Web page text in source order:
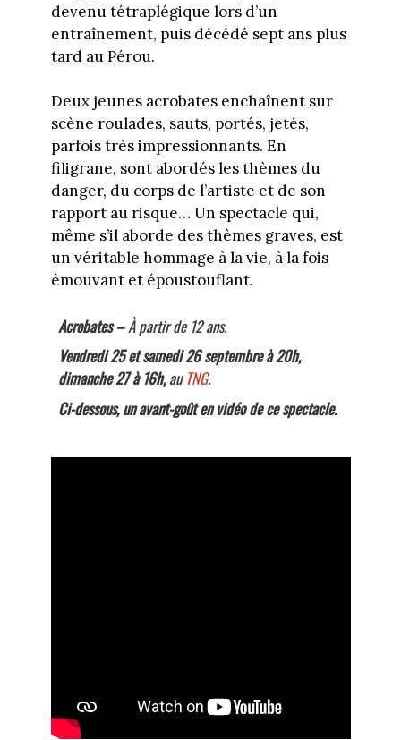
devenu tétraplégique lors d’un
entraînement, puis décédé sept ans plus
tard au Pérou.
Deux jeunes acrobates enchaînent sur
scène roulades, sauts, portés, jetés,
parfois très impressionnants. En
filigrane, sont abordés les thèmes du
danger, du corps de l’artiste et de son
rapport au risque… Un spectacle qui,
même s’il aborde des thèmes graves, est
un véritable hommage à la vie, à la fois
émouvant et époustouflant.
Acrobates –À partir de 12 ans.
Vendredi 25 et samedi 26 septembre à 20h,
dimanche 27 à 16h,auTNG.
Ci-dessous, un avant-goût en vidéo de ce spectacle.